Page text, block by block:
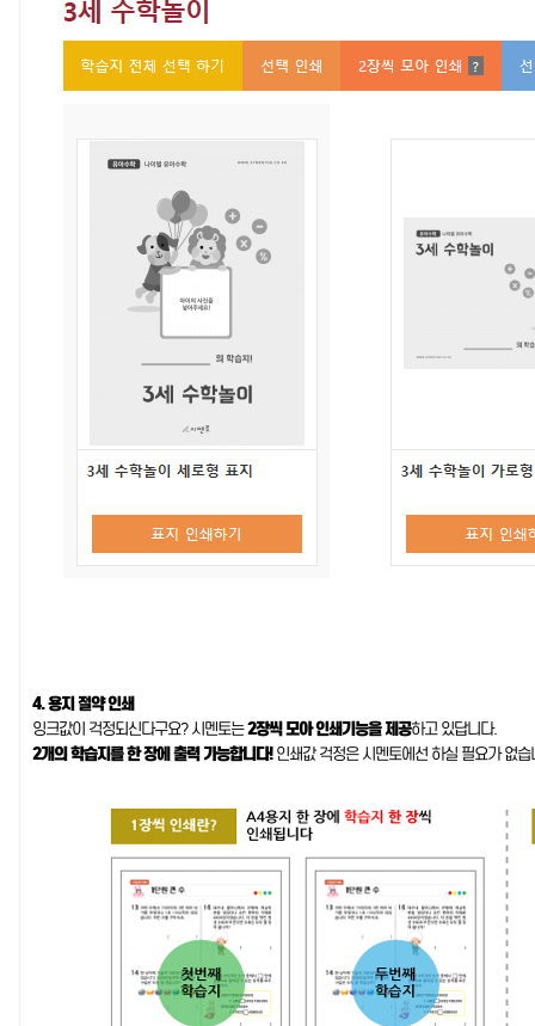
4. 용지 절약 인쇄
잉크값이 걱정되신다구요? 시멘토는2장씩 모아 인쇄기능을 제공하고 있답니다.
2개의 학습지를 한 장에 출력 가능합니다!인쇄값 걱정은 시멘토에선 하실 필요가 없